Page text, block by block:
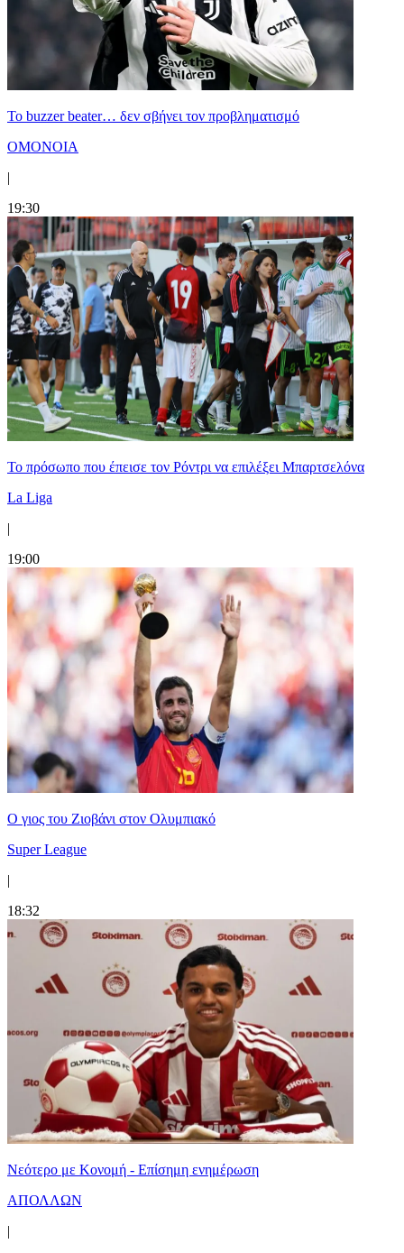
Το buzzer beater… δεν σβήνει τoν προβληματισμό
ΟΜΟΝΟΙΑ
|
19:30
Το πρόσωπο που έπεισε τον Ρόντρι να επιλέξει Μπαρτσελόνα
La Liga
|
19:00
Ο γιος του Ζιοβάνι στον Ολυμπιακό
Super League
|
18:32
Νεότερο με Κονομή - Επίσημη ενημέρωση
ΑΠΟΛΛΩΝ
|